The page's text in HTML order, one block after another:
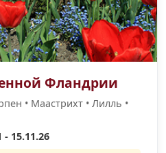
Фландрии
• Маастрихт • Лилль •
- 15.11.26